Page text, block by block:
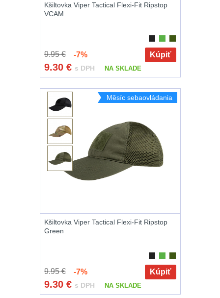
Kšiltovka Viper Tactical Flexi-Fit Ripstop
VCAM
9.95 €-7% Kúpiť
9.30 € s DPH NA SKLADE
Měsíc sebaovládania
Kšiltovka Viper Tactical Flexi-Fit Ripstop
Green
9.95 €-7% Kúpiť
9.30 € s DPH NA SKLADE